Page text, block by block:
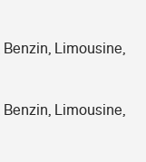
Benzin, Limousine,
Benzin, Limousine,